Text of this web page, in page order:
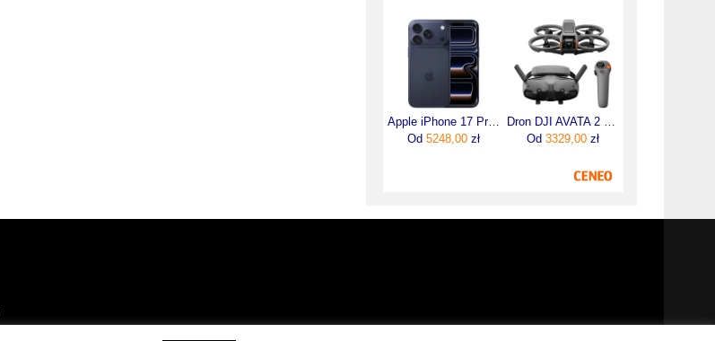
Apple iPhone 17 Pro 256GB Głębinowy błękit
Od 5248,00 zł
Od 3329,00 zł